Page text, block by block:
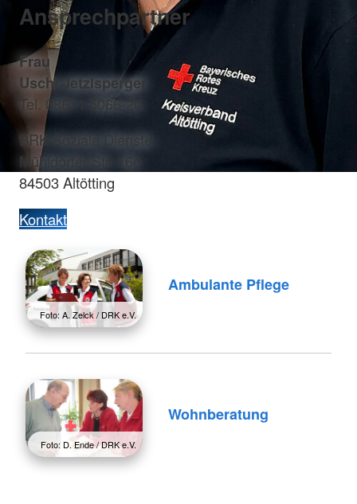
Ansprechpartner
Frau
Uschi Jetzlsperger
Tel. 08671 5066-20
BRK Soziale Dienste
Mühldorfer Str. 16c
84503 Altötting
Kontakt
Foto: A. Zelck / DRK e.V.
Ambulante Pflege
Foto: D. Ende / DRK e.V.
Wohnberatung